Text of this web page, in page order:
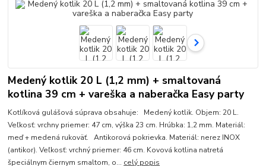
Medený kotlik 20 L (1,2 mm) + smaltovaná
kotlina 39 cm + vareška a naberačka Easy party
Kotlíková gulášová súprava obsahuje: Medený kotlik. Objem: 20 L.
Veľkosť: vrchny priemer: 47 cm, výška 23 cm. Hrúbka: 1,2 mm. Materiál:
meď + medená rukoväť. Antikorová pokrievka. Materiál: nerez INOX
(antikor). Veľkosť: vrchný priemer: 46 cm. Kovová kotlina natretá
špeciálnym čiernym smaltom, o... celý popis